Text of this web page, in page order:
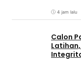
4 jam lalu
Calon